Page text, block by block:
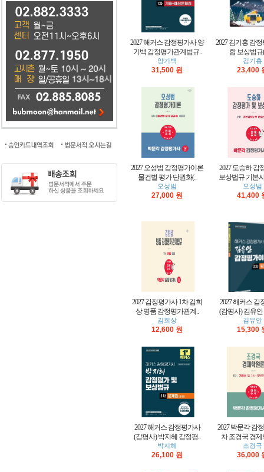
2027 해커스 감정평가사 양
기백 감정평가관계법규..
양기백
31,500 원
2027 김기홍 감
합 보상법규
김기홍
23,400
2027 오성범 감정평가이론
물건별 평가 단권화(..
오성범
27,000 원
2027 도승하 감
보상법규 기본
오성범
41,400
2027 감정평가사 1차 김희
상 명품 감정평가관계..
김희상
12,600 원
2027 해커스 감
(감평사) 김유안
김유안
15,300
2027 해커스 감정평가사
(감평사) 박지혜 감정평..
박지혜
26,100 원
2027 박문각 감
차 조경국 경제
조경국
36,000